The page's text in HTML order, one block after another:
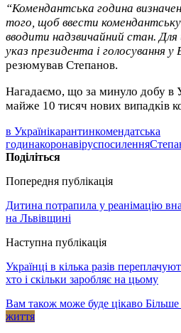
“Комендантська година
того, щоб ввести
вводити надзвичайний стан.
указ президента і голосування у
резюмував Степанов.
Нагадаємо, що за минуло добу в
майже 10 тисяч нових випадків
в Українікарантинкомендатська
годинакоронавіруспосилення
Поділіться
Попередня публікація
Дитина потрапила у реанімацію
на Львівщині
Наступна публікація
Українці в кілька разів
хто і скільки заробляє на цьому
Вам також може буде цікаво Більше
життя